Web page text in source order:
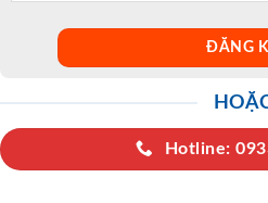
Hotline: